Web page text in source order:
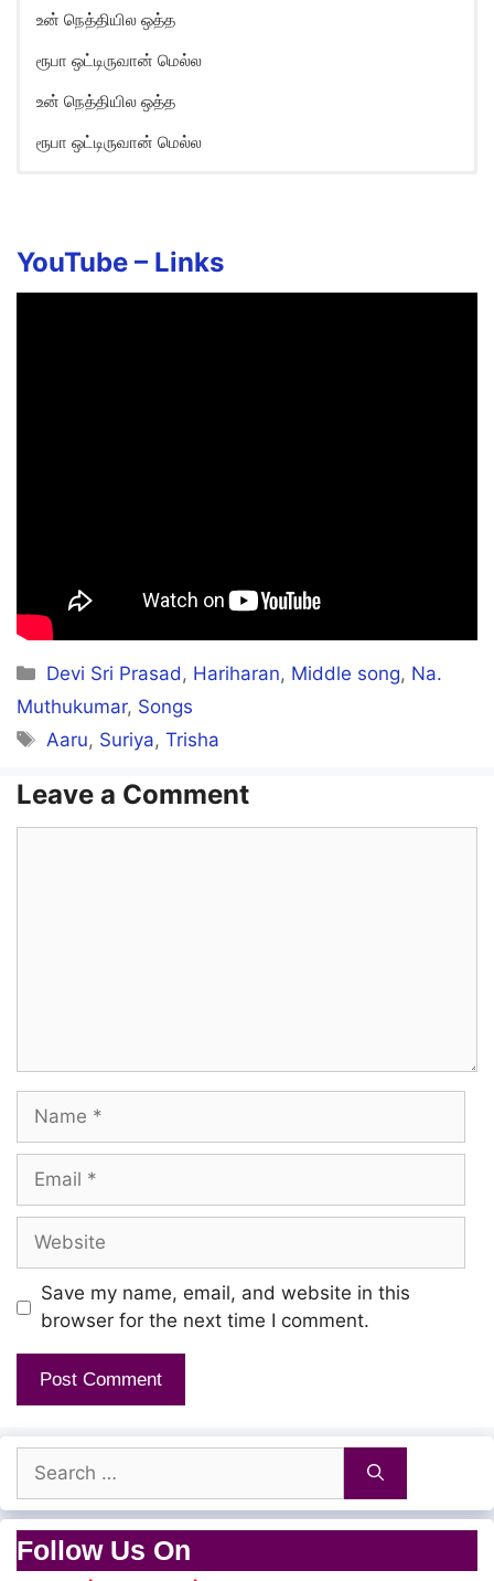
உன் நெத்தியில ஒத்த
ரூபா ஒட்டிருவான் மெல்ல
உன் நெத்தியில ஒத்த
ரூபா ஒட்டிருவான் மெல்ல
Yeah freeya vudu freeya vudu
Freeya vudu maamae
Ennurathukulla
Un nethiyila otha rooba
Ottiruvaan mella
Hoi podu
Innaki time varutho
Athu maatum thaan unakku sondham
Nalaikku time varumo
Athu yaarukku thaan enna theriyum
Vanaamda vanaamda
Vanaam da vanaam da
Naalai nambi vaazha vanaam da thambi
Yeah freeya vudu freeya vudu
Freeya vudu maamae
Vaazhkaiku illai guarantee
YouTube – Links
Categories
Devi Sri Prasad, Hariharan, Middle song, Na.
Muthukumar, Songs
Tags
Aaru, Suriya,Trisha
Leave a Comment
Name
Email
Website
Save my name, email, and website in this
browser for the next time I comment.
Search
for:
Follow Us On